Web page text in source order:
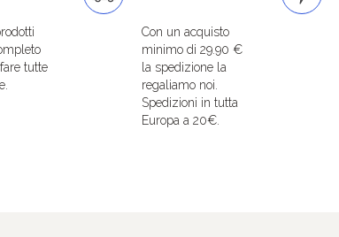
tutte
Con un acquisto
minimo di 29.90 €
la spedizione la
regaliamo noi.
Spedizioni in tutta
Europa a 20€.